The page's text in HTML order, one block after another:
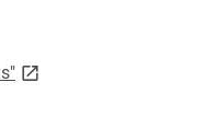
on new page
link opens on new page
on new page